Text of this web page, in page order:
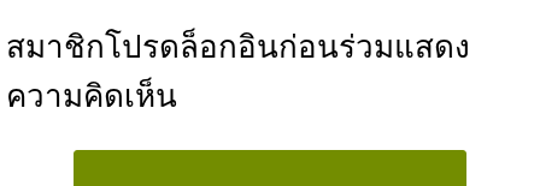
สมาชิกโปรดล็อกอินก่อนร่วมแสดง
ความคิดเห็น